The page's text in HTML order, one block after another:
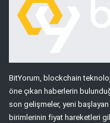
BitYorum, blockchain
öne çıkan haberlerin
son gelişmeler, yeni
birimlerinin fiyat hareketleri